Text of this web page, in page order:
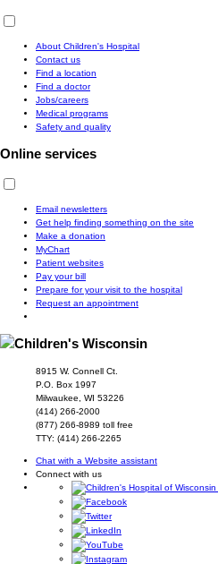
About Children's Hospital
Contact us
Find a location
Find a doctor
Jobs/careers
Medical programs
Safety and quality
Online services
Email newsletters
Get help finding something on the site
Make a donation
MyChart
Patient websites
Pay your bill
Prepare for your visit to the hospital
Request an appointment
8915 W. Connell Ct.
P.O. Box 1997
Milwaukee, WI 53226
(414) 266-2000
(877) 266-8989 toll free
TTY: (414) 266-2265
Chat with a Website assistant
Connect with us